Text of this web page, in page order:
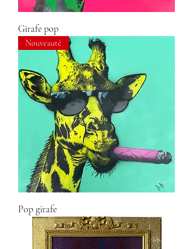
Girafe pop
Nouveauté
Pop girafe